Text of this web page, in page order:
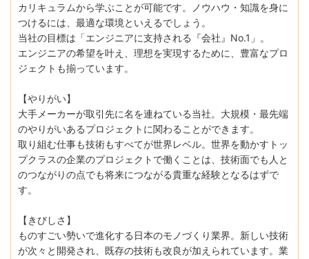
カリキュラムから学ぶことが可能です。ノウハウ・知識を身に
つけるには、最適な環境といえるでしょう。
当社の目標は「エンジニアに支持される『会社』No.1」。
エンジニアの希望を叶え、理想を実現するために、豊富なプロ
ジェクトも揃っています。
【やりがい】
大手メーカーが取引先に名を連ねている当社。大規模・最先端
のやりがいあるプロジェクトに関わることができます。
取り組む仕事も技術もすべてが世界レベル。世界を動かすトッ
プクラスの企業のプロジェクトで働くことは、技術面でも人と
のつながりの点でも将来につながる貴重な経験となるはずで
す。
【きびしさ】
ものすごい勢いで進化する日本のモノづくり業界。新しい技術
が次々と開発され、既存の技術も改良が加えられています。業